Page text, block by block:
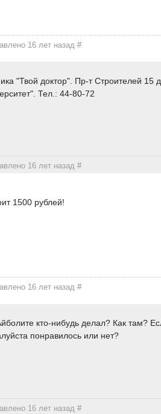
16 лет назад#
"Твой доктор". Пр-т Строителей 15
Тел.: 44-80-72
16 лет назад#
1500 рублей!
16 лет назад#
кто-нибудь делал? Как там?
понравилось или нет?
16 лет назад#